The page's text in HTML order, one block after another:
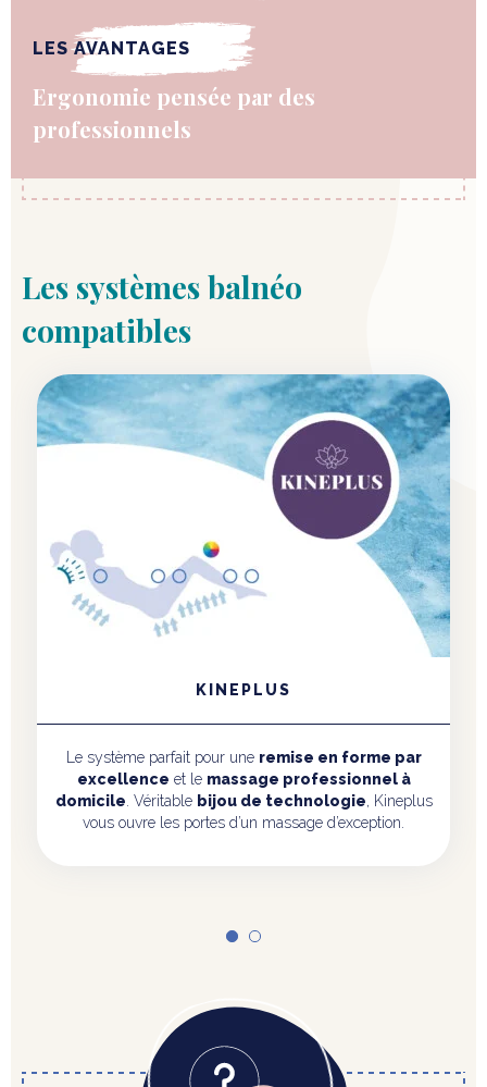
LES AVANTAGES
Ergonomie pensée par des
professionnels
Les systèmes balnéo
compatibles
KINEPLUS KIETUDE
Le système parfait pour une remise en forme par
excellence et le massage professionnel à
domicile. Véritable bijou de technologie, Kineplus
Kietude vous ouvre les portes d’un massage d’exception